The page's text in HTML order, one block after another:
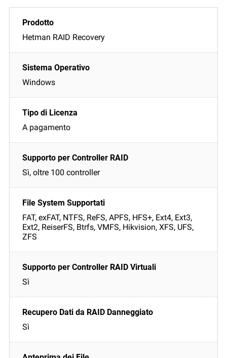
Hetman RAID Recovery
Windows
A pagamento
Sì, oltre 100 controller
FAT, exFAT, NTFS, ReFS, APFS, HFS+, Ext4, Ext3,
Ext2, ReiserFS, Btrfs, VMFS, Hikvision, XFS, UFS,
ZFS
Sì
Sì